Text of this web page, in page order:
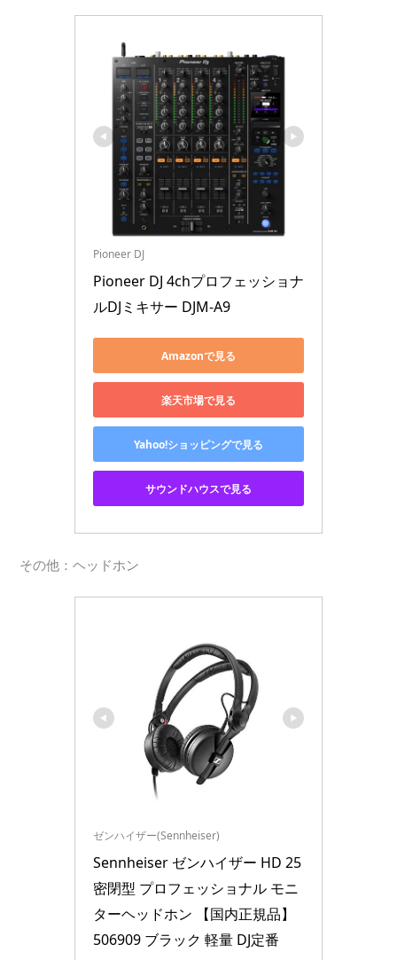
Pioneer DJ
Pioneer DJ 4chプロフェッショナ
ルDJミキサー DJM-A9
Amazonで見る
楽天市場で見る
Yahoo!ショッピングで見る
サウンドハウスで見る
その他：ヘッドホン
ゼンハイザー(Sennheiser)
Sennheiser ゼンハイザー HD 25
密閉型 プロフェッショナル モニ
ターヘッドホン 【国内正規品】
506909 ブラック 軽量 DJ定番